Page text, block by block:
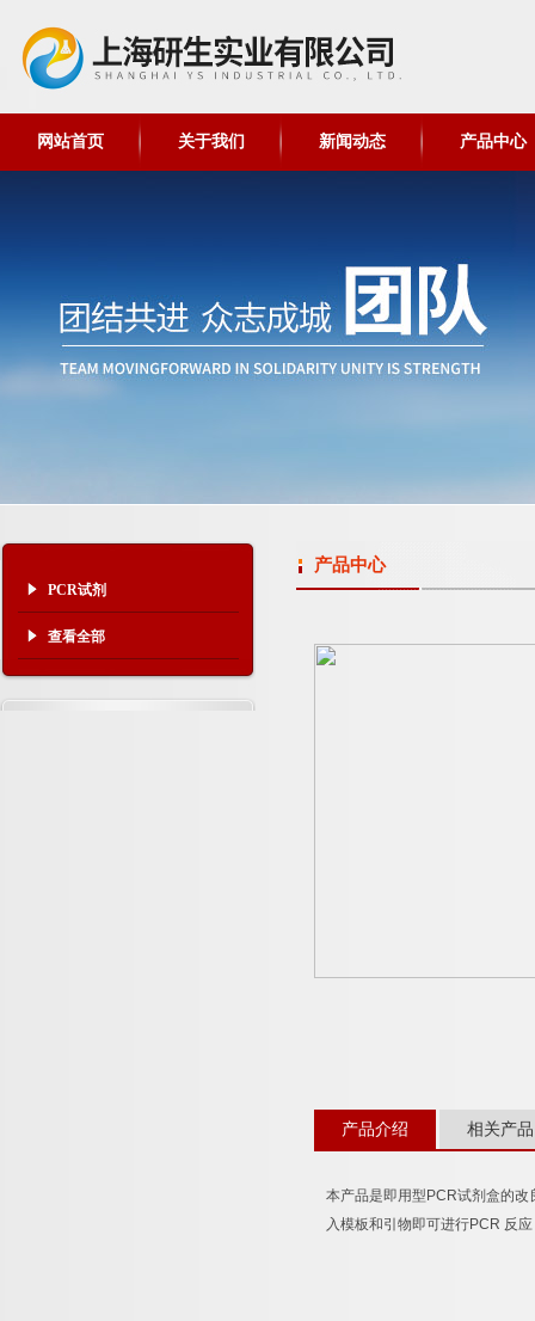
网站首页 关于我们 新闻动态 产品中心
PCR试剂
查看全部
产品中心
产品介绍 相关产品
本产品是即用型 PCR试剂盒的改
入模板和引物即可进行PCR 反